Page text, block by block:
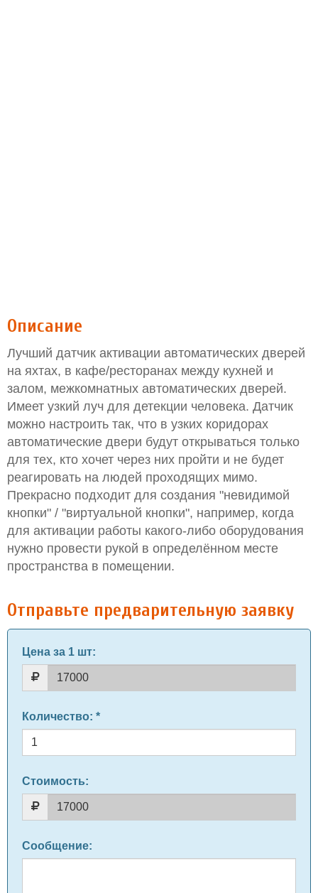
Описание
Лучший датчик активации автоматических дверей
на яхтах, в кафе/ресторанах между кухней и
залом, межкомнатных автоматических дверей.
Имеет узкий луч для детекции человека. Датчик
можно настроить так, что в узких коридорах
автоматические двери будут открываться только
для тех, кто хочет через них пройти и не будет
реагировать на людей проходящих мимо.
Прекрасно подходит для создания "невидимой
кнопки" / "виртуальной кнопки", например, когда
для активации работы какого-либо оборудования
нужно провести рукой в определённом месте
пространства в помещении.
Отправьте предварительную заявку
Цена за 1 шт:
Количество: *
Стоимость:
Сообщение: